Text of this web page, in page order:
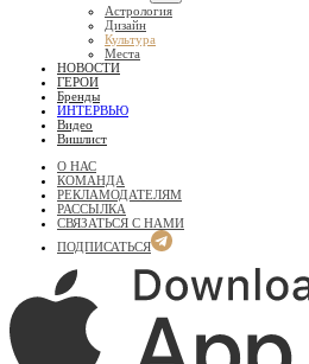
Астрология
Дизайн
Культура
Места
НОВОСТИ
ГЕРОИ
Бренды
ИНТЕРВЬЮ
Видео
Вишлист
О НАС
КОМАНДА
РЕКЛАМОДАТЕЛЯМ
РАССЫЛКА
СВЯЗАТЬСЯ С НАМИ
ПОДПИСАТЬСЯ